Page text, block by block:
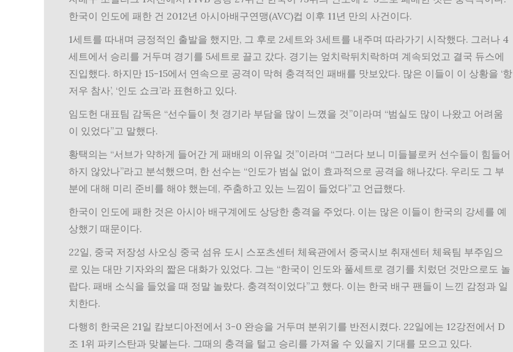
한국이 인도에 패한 건 2012년 아시아배구연맹(AVC)컵 이후 11년 만의 사건이다.
1세트를 따내며 긍정적인 출발을 했지만, 그 후로 2세트와 3세트를 내주며 따라가기 시작했다. 그러나 4
세트에서 승리를 거두며 경기를 5세트로 끌고 갔다. 경기는 엎치락뒤치락하며 계속되었고 결국 듀스에
진입했다. 하지만 15-15에서 연속으로 공격이 막혀 충격적인 패배를 맛보았다. 많은 이들이 이 상황을 ‘항
저우 참사’, ‘인도 쇼크’라 표현하고 있다.
임도헌 대표팀 감독은 “선수들이 첫 경기라 부담을 많이 느꼈을 것”이라며 “범실도 많이 나왔고 어려움
이 있었다”고 말했다.
황택의는 “서브가 약하게 들어간 게 패배의 이유일 것”이라며 “그러다 보니 미들블로커 선수들이 힘들어
하지 않았나”라고 분석했으며, 한 선수는 “인도가 범실 없이 효과적으로 공격을 해나갔다. 우리도 그 부
분에 대해 미리 준비를 해야 했는데, 주춤하고 있는 느낌이 들었다”고 언급했다.
한국이 인도에 패한 것은 아시아 배구계에도 상당한 충격을 주었다. 이는 많은 이들이 한국의 강세를 예
상했기 때문이다.
22일, 중국 저장성 사오싱 중국 섬유 도시 스포츠센터 체육관에서 중국시보 취재센터 체육팀 부주임으
로 있는 대만 기자와의 짧은 대화가 있었다. 그는 “한국이 인도와 풀세트로 경기를 치렀던 것만으로도 놀
랍다. 패배 소식을 들었을 때 정말 놀랐다. 충격적이었다”고 했다. 이는 한국 배구 팬들이 느낀 감정과 일
치한다.
다행히 한국은 21일 캄보디아전에서 3-0 완승을 거두며 분위기를 반전시켰다. 22일에는 12강전에서 D
조 1위 파키스탄과 맞붙는다. 그때의 충격을 털고 승리를 가져올 수 있을지 기대를 모으고 있다.